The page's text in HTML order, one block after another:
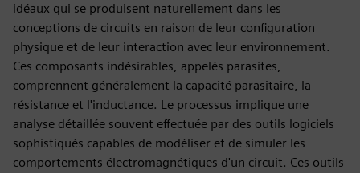
idéaux qui se produisent naturellement dans les
conceptions de circuits en raison de leur configuration
physique et de leur interaction avec leur environnement.
Ces composants indésirables, appelés parasites,
comprennent généralement la capacité parasitaire, la
résistance et l'inductance. Le processus implique une
analyse détaillée souvent effectuée par des outils logiciels
sophistiqués capables de modéliser et de simuler les
comportements électromagnétiques d'un circuit. Ces outils